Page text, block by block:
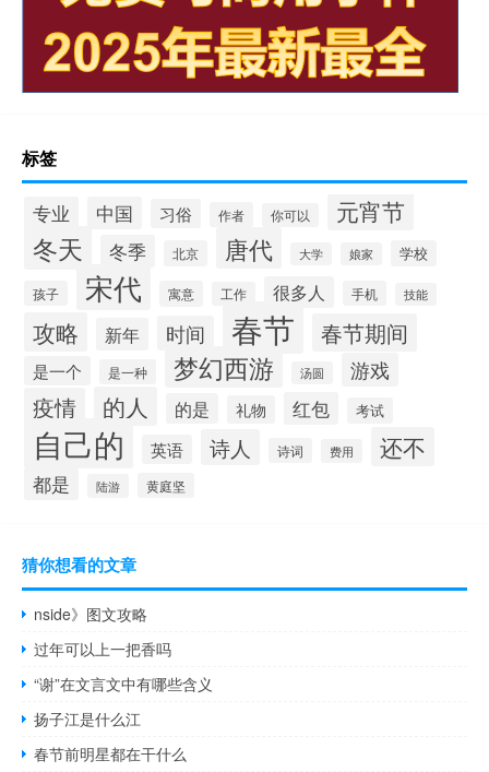
标签
专业 中国 习俗 作者 你可以 元宵节
冬天 冬季 北京 唐代 大学 娘家 学校
孩子 宋代 寓意 工作 很多人 手机 技能
攻略 新年 时间 春节 春节期间
是一个 是一种 梦幻西游 汤圆 游戏
疫情 的人 的是 礼物 红包 考试
自己的 英语 诗人 诗词 费用 还不
都是 陆游 黄庭坚
猜你想看的文章
nside》图文攻略
过年可以上一把香吗
“谢”在文言文中有哪些含义
扬子江是什么江
春节前明星都在干什么